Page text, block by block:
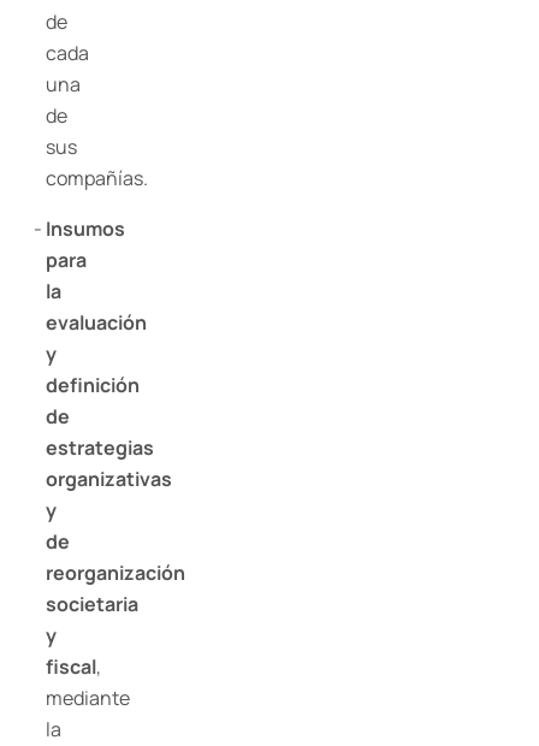
de
cada
una
de
sus
compañías.
Insumos
para
la
evaluación
y
definición
de
estrategias
organizativas
y
de
reorganización
societaria
y
fiscal,
mediante
la